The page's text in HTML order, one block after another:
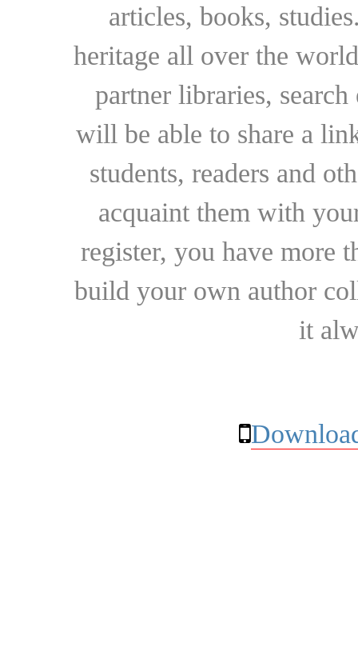
articles, books,
heritage all over the
partner libraries,
will be able to share a
students, readers and
acquaint them with
register, you have more
build your own author
it